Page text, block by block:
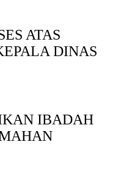
ATAS
DINAS
IBADAH